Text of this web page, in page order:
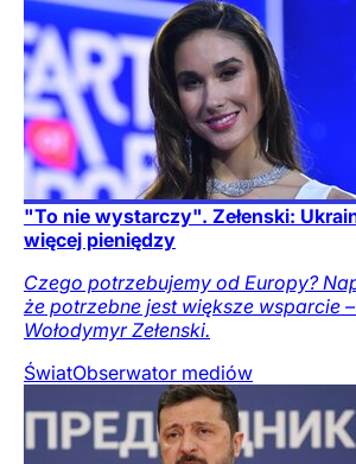
"To nie wystarczy". Zełenski:
więcej pieniędzy
Czego potrzebujemy od Europy?
że potrzebne jest większe wsparcie
Wołodymyr Zełenski.
ŚwiatObserwator mediów